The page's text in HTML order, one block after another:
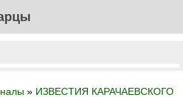
» ИЗВЕСТИЯ КАРАЧАЕВСКОГО